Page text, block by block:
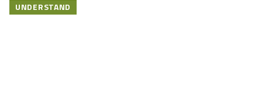
UNDERSTAND